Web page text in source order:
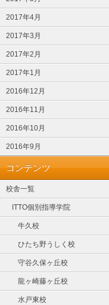
2017年4月
2017年3月
2017年2月
2017年1月
2016年12月
2016年11月
2016年10月
2016年9月
コンテンツ
校舎一覧
ITTO個別指導学院
牛久校
ひたち野うしく校
守谷久保ヶ丘校
龍ヶ崎藤ヶ丘校
水戸東校